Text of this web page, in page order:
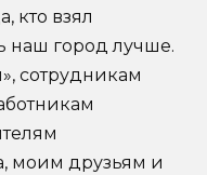
кто взял
наш город лучше.
сотрудникам
моим друзьям и